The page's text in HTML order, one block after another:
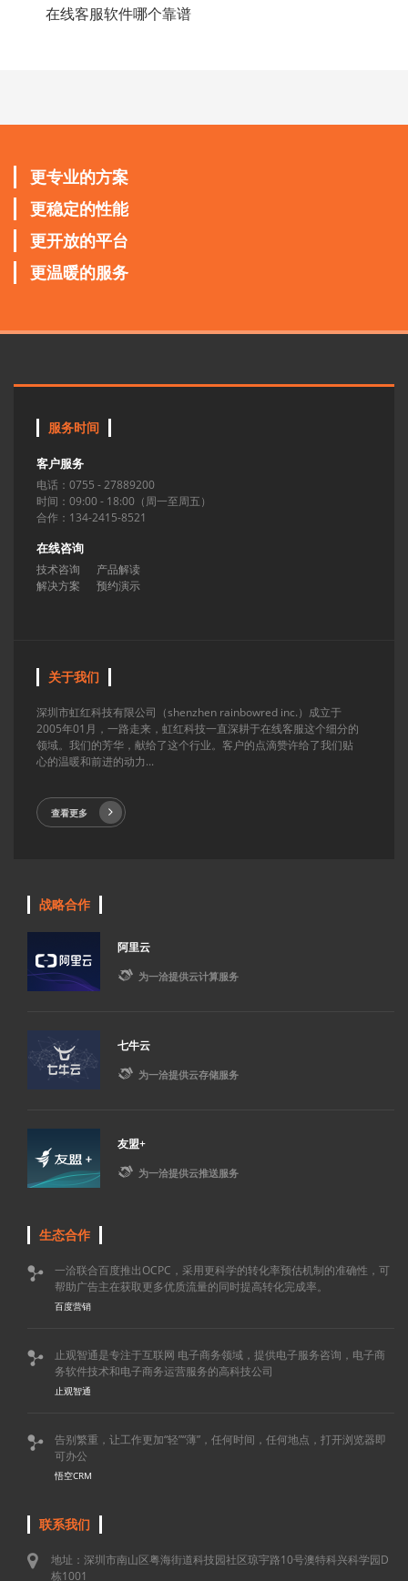
在线客服软件哪个靠谱
更专业的方案
更稳定的性能
更开放的平台
更温暖的服务
服务时间
客户服务
电话：0755 - 27889200
时间：09:00 - 18:00（周一至周五）
合作：134-2415-8521
在线咨询
技术咨询
产品解读
解决方案
预约演示
关于我们
深圳市虹红科技有限公司（shenzhen rainbowred inc.）成立于
2005年01月，一路走来，虹红科技一直深耕于在线客服这个细分的
领域。我们的芳华，献给了这个行业。客户的点滴赞许给了我们贴
心的温暖和前进的动力...
查看更多
战略合作
阿里云
 为一洽提供云计算服务
七牛云
 为一洽提供云存储服务
友盟+
 为一洽提供云推送服务
生态合作

一洽联合百度推出OCPC，采用更科学的转化率预估机制的准确性，可
帮助广告主在获取更多优质流量的同时提高转化完成率。
百度营销

止观智通是专注于互联网 电子商务领域，提供电子服务咨询，电子商
务软件技术和电子商务运营服务的高科技公司
止观智通

告别繁重，让工作更加“轻”“薄”，任何时间，任何地点，打开浏览器即
可办公
悟空CRM
联系我们
地址：深圳市南山区粤海街道科技园社区琼宇路10号澳特科兴科学园D
栋1001